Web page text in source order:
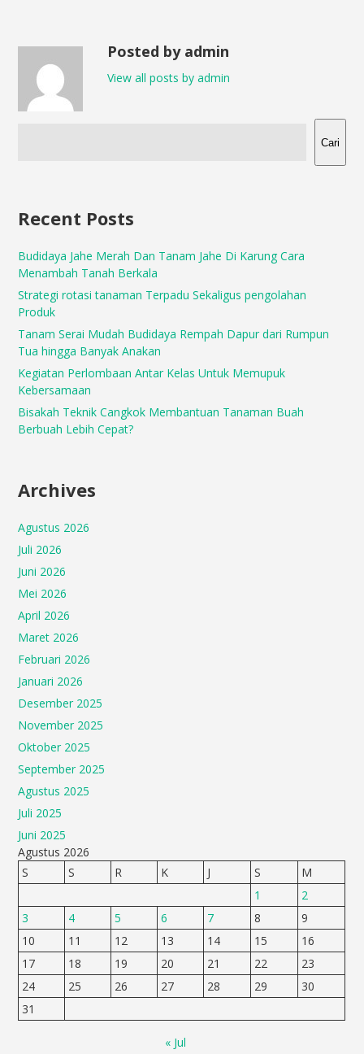
Posted by admin
View all posts by admin
Cari
Recent Posts
Budidaya Jahe Merah Dan Tanam Jahe Di Karung Cara
Menambah Tanah Berkala
Strategi rotasi tanaman Terpadu Sekaligus pengolahan
Produk
Tanam Serai Mudah Budidaya Rempah Dapur dari Rumpun
Tua hingga Banyak Anakan
Kegiatan Perlombaan Antar Kelas Untuk Memupuk
Kebersamaan
Bisakah Teknik Cangkok Membantuan Tanaman Buah
Berbuah Lebih Cepat?
Archives
Agustus 2026
Juli 2026
Juni 2026
Mei 2026
April 2026
Maret 2026
Februari 2026
Januari 2026
Desember 2025
November 2025
Oktober 2025
September 2025
Agustus 2025
Juli 2025
Juni 2025
Agustus 2026
S
S R K J S
M
1
2
3
4 5 6 7 8
9
10
11 12 13 14 15
16
17
18 19 20 21 22
23
24
25 26 27 28 29
30
31
« Jul